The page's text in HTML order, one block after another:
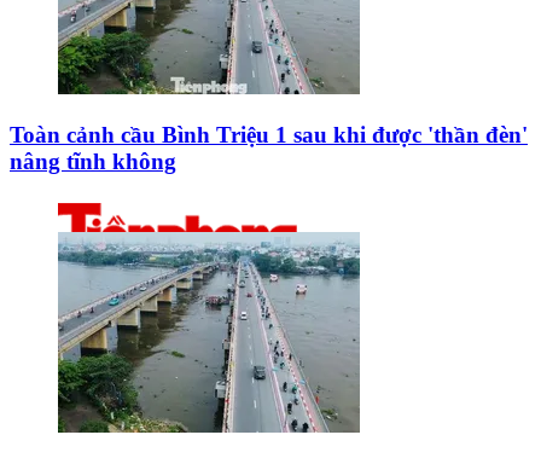
Toàn cảnh cầu Bình Triệu 1 sau khi được 'thần đèn'
nâng tĩnh không